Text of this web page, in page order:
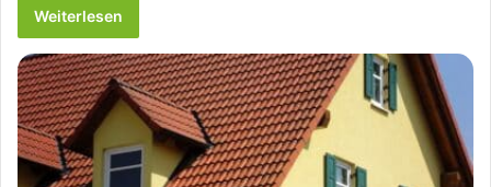
Weiterlesen